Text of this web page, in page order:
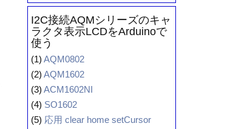
I2C接続AQMシリーズのキャ
ラクタ表示LCDをArduinoで
使う
(1) AQM0802
(2) AQM1602
(3) ACM1602NI
(4) SO1602
(5) 応用 clear home setCursor